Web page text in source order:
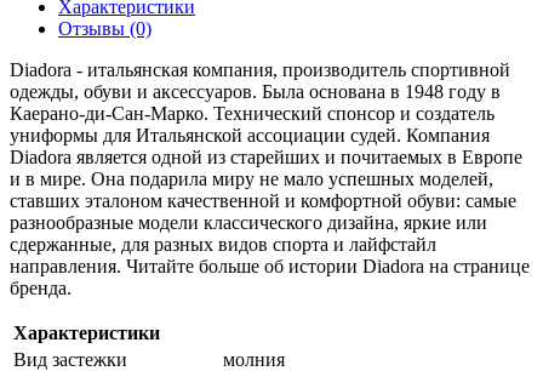
Характеристики
Отзывы (0)
Diadora - итальянская компания, производитель спортивной
одежды, обуви и аксессуаров. Была основана в 1948 году в
Каерано-ди-Сан-Марко. Технический спонсор и создатель
униформы для Итальянской ассоциации судей. Компания
Diadora является одной из старейших и почитаемых в Европе
и в мире. Она подарила миру не мало успешных моделей,
ставших эталоном качественной и комфортной обуви: самые
разнообразные модели классического дизайна, яркие или
сдержанные, для разных видов спорта и лайфстайл
направления. Читайте больше об истории Diadora на странице
бренда.
Характеристики
Вид застежки
молния